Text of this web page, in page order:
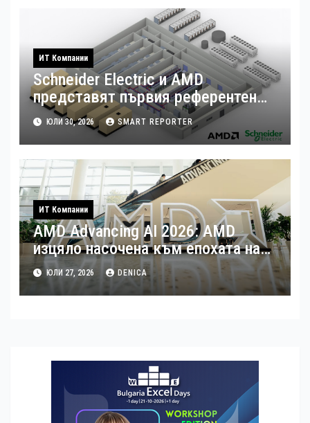
ИТ Компании
Schneider Electric и AMD
представят първия референтен
дизайн на платформата Helios за
ускорено изграждане на фабрики
за ИИ
ЮЛИ 30, 2026 SMART REPORTER
ИТ Компании
AMD Advancing AI 2026: AMD
изцяло насочена към епохата на
Агентния AI
ЮЛИ 27, 2026 DENICA